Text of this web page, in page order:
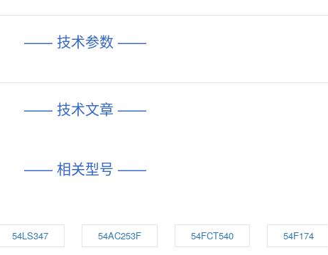
—— 技术参数 ——
—— 技术文章 ——
—— 相关型号 ——
54LS347 54AC253F 54FCT540 54F174